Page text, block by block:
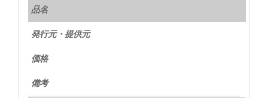
品名
発行元・提供元
価格
備考